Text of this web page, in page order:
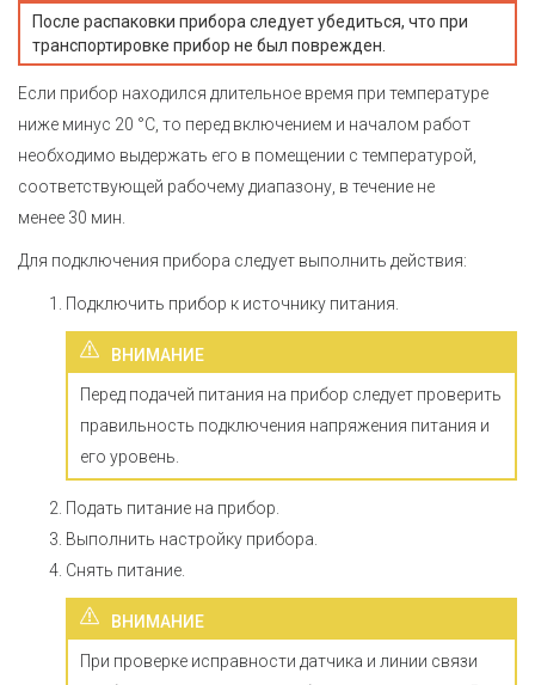
После распаковки прибора следует убедиться, что при
транспортировке прибор не был поврежден.
Если прибор находился длительное время при температуре
ниже минус 20 °С, то перед включением и началом работ
необходимо выдержать его в помещении с температурой,
соответствующей рабочему диапазону, в течение не
менее 30 мин.
Для подключения прибора следует выполнить действия:
Подключить прибор к источнику питания.
ВНИМАНИЕ
Перед подачей питания на прибор следует проверить
правильность подключения напряжения питания и
его уровень.
Подать питание на прибор.
Выполнить настройку прибора.
Снять питание.
ВНИМАНИЕ
При проверке исправности датчика и линии связи